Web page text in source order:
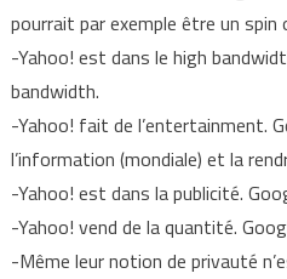
pourrait par exemple être un spin
-Yahoo! est dans le high
bandwidth.
-Yahoo! fait de l’entertainment.
l’information (mondiale) et la
-Yahoo! est dans la publicité.
-Yahoo! vend de la quantité.
-Même leur notion de privauté